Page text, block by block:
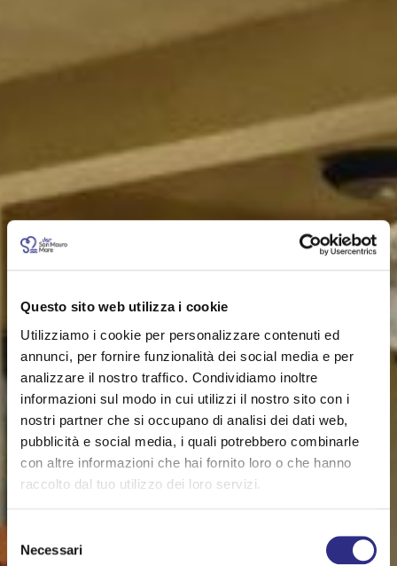
Questo sito web utilizza i cookie
Utilizziamo i cookie per personalizzare contenuti ed
annunci, per fornire funzionalità dei social media e per
analizzare il nostro traffico. Condividiamo inoltre
informazioni sul modo in cui utilizzi il nostro sito con i
nostri partner che si occupano di analisi dei dati web,
pubblicità e social media, i quali potrebbero combinarle
con altre informazioni che hai fornito loro o che hanno
raccolto dal tuo utilizzo dei loro servizi.
Selezione
delNecessari